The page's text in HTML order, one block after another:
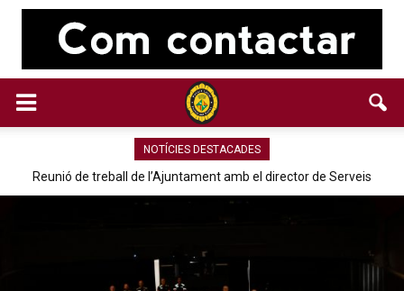
NOTÍCIES DESTACADES
Reunió de treball de l’Ajuntament amb el director de Serveis